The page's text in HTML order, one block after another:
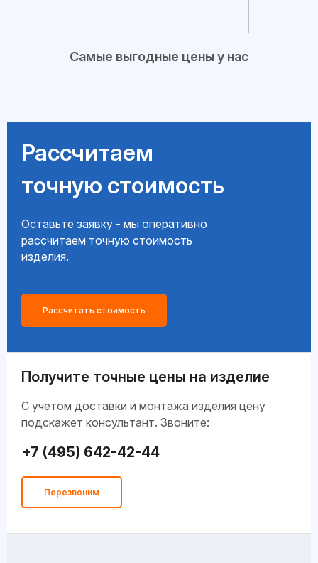
Самые выгодные цены у нас
Рассчитаем
точную стоимость
Оставьте заявку - мы оперативно
рассчитаем точную стоимость
изделия.
Рассчитать стоимость
Получите точные цены на изделие
C учетом доставки и монтажа изделия цену
подскажет консультант. Звоните:
+7 (495) 642-42-44
Перезвоним